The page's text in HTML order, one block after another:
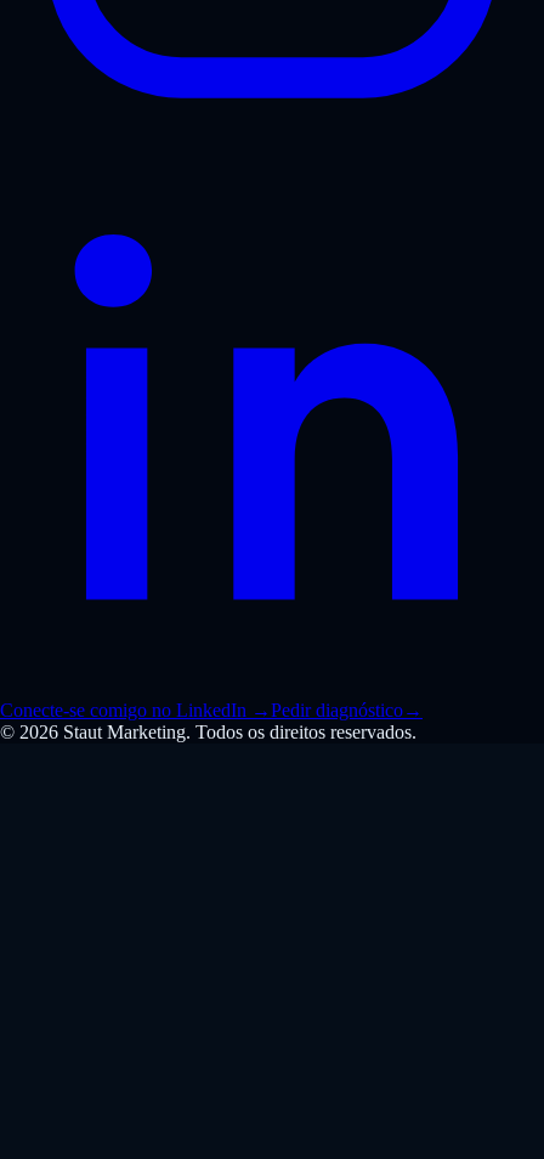
Conecte-se comigo no LinkedIn →Pedir diagnóstico→
© 2026 Staut Marketing. Todos os direitos reservados.